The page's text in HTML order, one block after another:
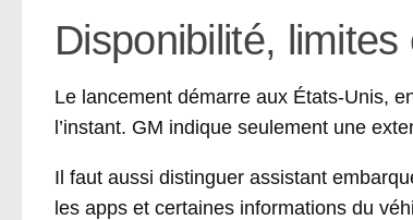
Disponibilité,
Le lancement démarre aux États-Unis,
l’instant. GM indique seulement une
Il faut aussi distinguer assistant
les apps et certaines informations du